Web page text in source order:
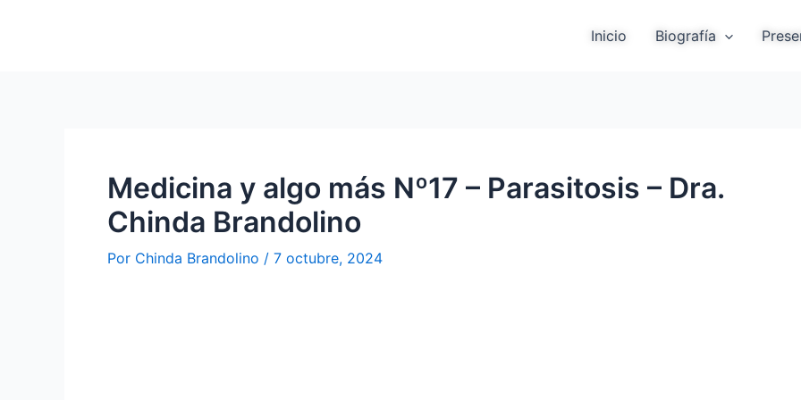
Inicio Biografía
Medicina y algo más Nº17 – Parasitosis – Dra.
Chinda Brandolino
Por Chinda Brandolino / 7 octubre, 2024